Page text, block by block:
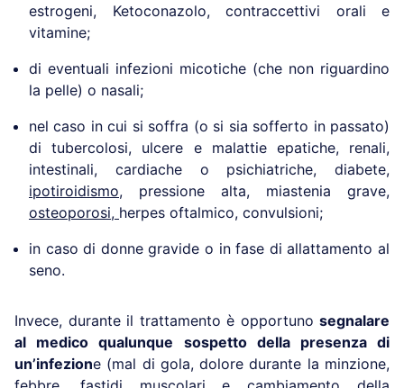
estrogeni, Ketoconazolo, contraccettivi orali e
vitamine;
di eventuali infezioni micotiche (che non riguardino
la pelle) o nasali;
nel caso in cui si soffra (o si sia sofferto in passato)
di tubercolosi, ulcere e malattie epatiche, renali,
intestinali, cardiache o psichiatriche, diabete,
ipotiroidismo, pressione alta, miastenia grave,
osteoporosi, herpes oftalmico, convulsioni;
in caso di donne gravide o in fase di allattamento al
seno.
Invece, durante il trattamento è opportuno segnalare
al medico qualunque sospetto della presenza di
un’infezione (mal di gola, dolore durante la minzione,